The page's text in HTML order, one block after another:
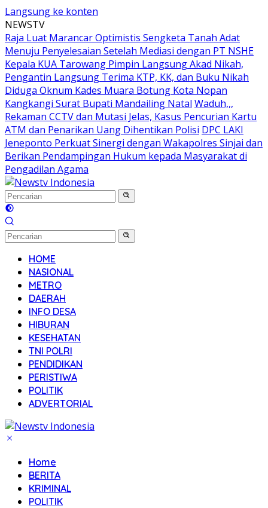
Langsung ke konten
NEWSTV
Raja Luat Marancar Optimistis Sengketa Tanah Adat
Menuju Penyelesaian Setelah Mediasi dengan PT NSHE
Kepala KUA Tarowang Pimpin Langsung Akad Nikah,
Pengantin Langsung Terima KTP, KK, dan Buku Nikah
Diduga Oknum Kades Muara Botung Kota Nopan
Kangkangi Surat Bupati Mandailing Natal Waduh,,,
Rekaman CCTV dan Mutasi Jelas, Kasus Pencurian Kartu
ATM dan Penarikan Uang Dihentikan Polisi DPC LAKI
Jeneponto Perkuat Sinergi dengan Wakapolres Sinjai dan
Berikan Pendampingan Hukum kepada Masyarakat di
Pengadilan Agama
HOME
NASIONAL
METRO
DAERAH
INFO DESA
HIBURAN
KESEHATAN
TNI POLRI
PENDIDIKAN
PERISTIWA
POLITIK
ADVERTORIAL
Home
BERITA
KRIMINAL
POLITIK